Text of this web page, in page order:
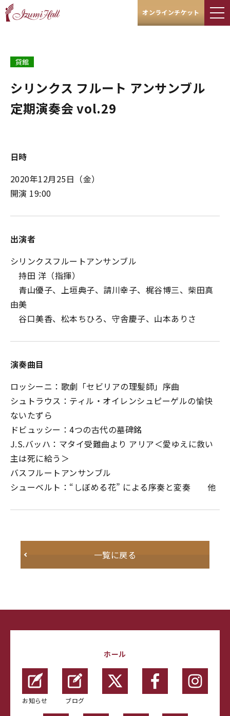
オンラインチケット
貸館
シリンクス フルート アンサンブル
定期演奏会 vol.29
日時
2020年12月25日 （金）
開演 19:00
出演者
シリンクスフルートアンサンブル
持田 洋（指揮）
青山優子、上垣典子、請川幸子、梶谷博三、柴田真
由美
谷口美香、松本ちひろ、守舎慶子、山本ありさ
演奏曲目
ロッシーニ：歌劇「セビリアの理髪師」序曲
シュトラウス：ティル・オイレンシュピーゲルの愉快
ないたずら
ドビュッシー：4つの古代の墓碑銘
J.S.バッハ：マタイ受難曲より アリア＜愛ゆえに救い
主は死に給う＞
バスフルートアンサンブル
シューベルト：“しぼめる花” による序奏と変奏 他
一覧に戻る
ホール
お知らせ ブログ